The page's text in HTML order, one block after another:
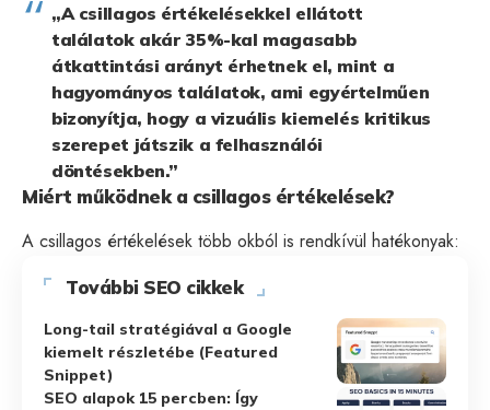
„A csillagos értékelésekkel ellátott
találatok akár 35%-kal magasabb
átkattintási arányt érhetnek el, mint a
hagyományos találatok, ami egyértelműen
bizonyítja, hogy a vizuális kiemelés kritikus
szerepet játszik a felhasználói
döntésekben.”
Miért működnek a csillagos értékelések?
A csillagos értékelések több okból is rendkívül hatékonyak:
További SEO cikkek
Long-tail stratégiával a Google
kiemelt részletébe (Featured
Snippet)
SEO alapok 15 percben: Így